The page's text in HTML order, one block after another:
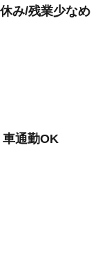
み/残業少なめ
通勤OK